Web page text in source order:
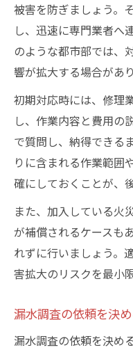
被害を防ぎましょう。
し、迅速に専門業者へ
のような都市部では、
響が拡大する場合があり
初期対応時には、修理
し、作業内容と費用の
で質問し、納得できる
りに含まれる作業範囲
確にしておくことが、
また、加入している火
が補償されるケースも
れずに行いましょう。
害拡大のリスクを最小
漏水調査の依頼を決
漏水調査の依頼を決め